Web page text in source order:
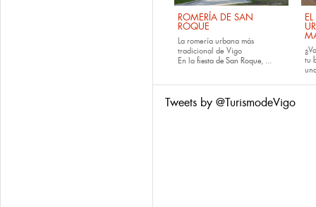
ROMERÍA DE SAN
ROQUE
La romería urbana más
tradicional de Vigo
En la fiesta de San Roque, ...
tu
Tweets by @TurismodeVigo